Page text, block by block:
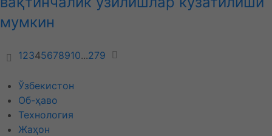
мумкин
12345678910...279
Ўзбекистон
Об-ҳаво
Технология
Жаҳон